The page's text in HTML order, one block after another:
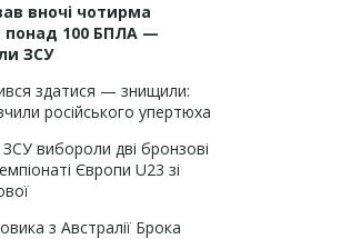
вночі чотирма
понад 100 БПЛА —
ЗСУ
здатися — знищили:
російського упертюха
вибороли дві бронзові
Європи U23 зі
з Австралії Брока